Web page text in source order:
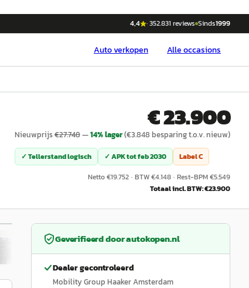
4,4 ·352.831 reviews Sinds1999
Autoverkopen Alle occasions
€ 23.900
Nieuwprijs€27.748—14% lager(€3.848 besparing t.o.v. nieuw)
✓ Tellerstand logisch ✓ APK totfeb 2030 LabelC
Netto €19.752 · BTW €4.148 · Rest-BPM €5.549
Totaal incl. BTW: €23.900
Geverifieerd doorautokopen.nl
Dealer gecontroleerd
Mobility Group Haaker Amsterdam